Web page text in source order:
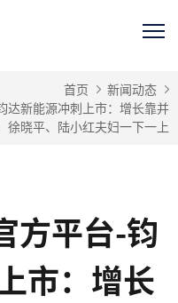
首页
新闻动态
达新能源冲刺上市：增长靠并
徐晓平、陆小红夫妇一下一上
方平台-钧
市：增长